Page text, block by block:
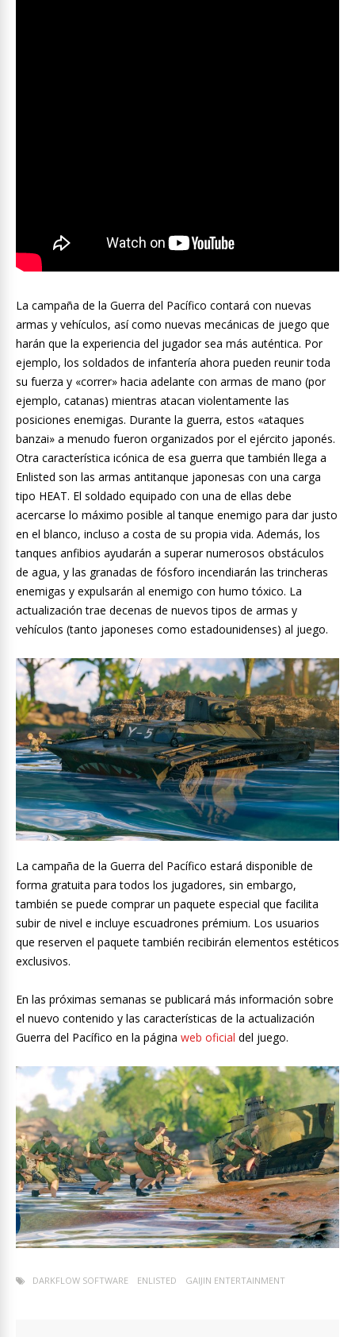
La campaña de la Guerra del Pacífico contará con nuevas
armas y vehículos, así como nuevas mecánicas de juego que
harán que la experiencia del jugador sea más auténtica. Por
ejemplo, los soldados de infantería ahora pueden reunir toda
su fuerza y «correr» hacia adelante con armas de mano (por
ejemplo, catanas) mientras atacan violentamente las
posiciones enemigas. Durante la guerra, estos «ataques
banzai» a menudo fueron organizados por el ejército japonés.
Otra característica icónica de esa guerra que también llega a
Enlisted son las armas antitanque japonesas con una carga
tipo HEAT. El soldado equipado con una de ellas debe
acercarse lo máximo posible al tanque enemigo para dar justo
en el blanco, incluso a costa de su propia vida. Además, los
tanques anfibios ayudarán a superar numerosos obstáculos
de agua, y las granadas de fósforo incendiarán las trincheras
enemigas y expulsarán al enemigo con humo tóxico. La
actualización trae decenas de nuevos tipos de armas y
vehículos (tanto japoneses como estadounidenses) al juego.
La campaña de la Guerra del Pacífico estará disponible de
forma gratuita para todos los jugadores, sin embargo,
también se puede comprar un paquete especial que facilita
subir de nivel e incluye escuadrones prémium. Los usuarios
que reserven el paquete también recibirán elementos estéticos
exclusivos.
En las próximas semanas se publicará más información sobre
el nuevo contenido y las características de la actualización
Guerra del Pacífico en la página web oficial del juego.
DARKFLOW SOFTWARE ENLISTED GAIJIN ENTERTAINMENT